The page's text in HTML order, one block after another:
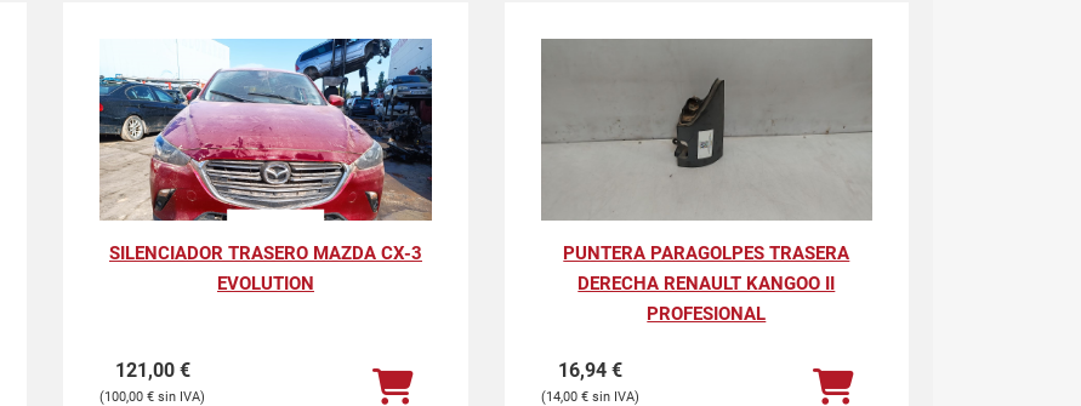
SILENCIADOR TRASERO MAZDA CX-3
EVOLUTION
121,00 €
100,00€
PUNTERA PARAGOLPES TRASERA
DERECHA RENAULT KANGOO II
PROFESIONAL
16,94 €
14,00 €